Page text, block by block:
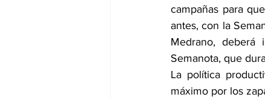
campañas para
antes, con la
Medrano,
Semanota, que
La política
máximo por los